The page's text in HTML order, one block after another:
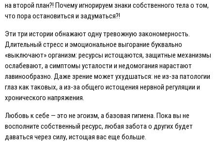
на второй план?! Почему игнорируем знаки собственного тела о том,
что пора остановиться и задуматься?!
Эти три истории обнажают одну тревожную закономерность.
Длительный стресс и эмоциональное выгорание буквально
«выключают» организм: ресурсы истощаются, защитные механизмы
ослабевают, а симптомы усталости и недомогания нарастают
лавинообразно. Даже зрение может ухудшаться: не из-за патологии
глаз как таковых, а из-за общего истощения нервной регуляции и
хронического напряжения.
Любовь к себе — это не эгоизм, а базовая гигиена. Пока вы не
восполните собственный ресурс, любая забота о других будет
даваться через силу, истощая вас еще больше.